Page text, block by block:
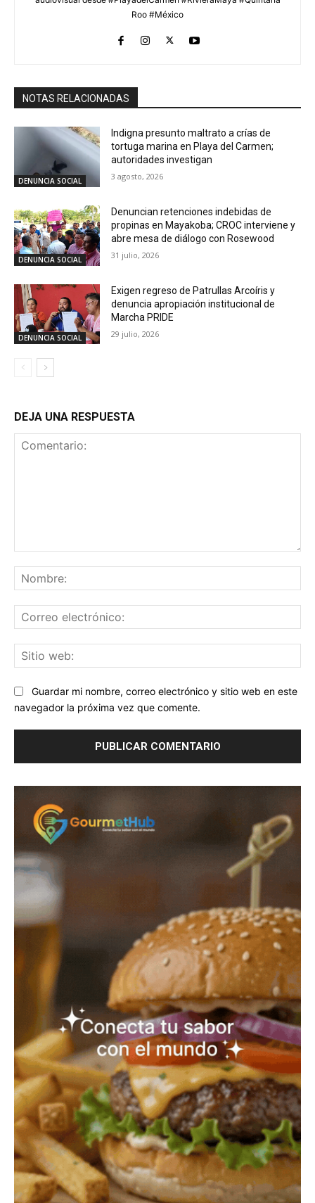
Roo #México
NOTAS RELACIONADAS
DENUNCIA SOCIAL
Indigna presunto maltrato a crías de
tortuga marina en Playa del Carmen;
autoridades investigan
3 agosto, 2026
DENUNCIA SOCIAL
Denuncian retenciones indebidas de
propinas en Mayakoba; CROC interviene y
abre mesa de diálogo con Rosewood
31 julio, 2026
DENUNCIA SOCIAL
Exigen regreso de Patrullas Arcoíris y
denuncia apropiación institucional de
Marcha PRIDE
29 julio, 2026
DEJA UNA RESPUESTA
Guardar mi nombre, correo electrónico y sitio web en este
navegador la próxima vez que comente.